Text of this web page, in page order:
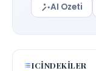
AI Ozeti
ICINDEKILER